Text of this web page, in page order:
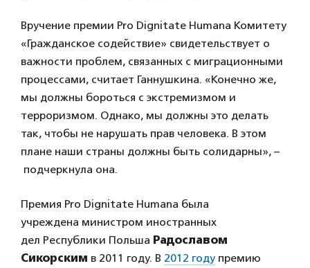
Вручение премии Pro Dignitate Humana Комитету
«Гражданское содействие» свидетельствует о
важности проблем, связанных с миграционными
процессами, считает Ганнушкина. «Конечно же,
мы должны бороться с экстремизмом и
терроризмом. Однако, мы должны это делать
так, чтобы не нарушать прав человека. В этом
плане наши страны должны быть солидарны», –
подчеркнула она.
Премия Pro Dignitate Humana была
учреждена министром иностранных
дел Республики Польша Радославом
Сикорским в 2011 году. В 2012 году премию